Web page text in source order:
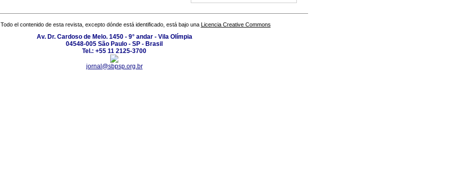
Todo el contenido de esta revista, excepto dónde está identificado, está bajo una Licencia Creative Commons
Av. Dr. Cardoso de Melo. 1450 - 9° andar - Vila Olímpia
04548-005 São Paulo - SP - Brasil
Tel.: +55 11 2125-3700
jornal@sbpsp.org.br